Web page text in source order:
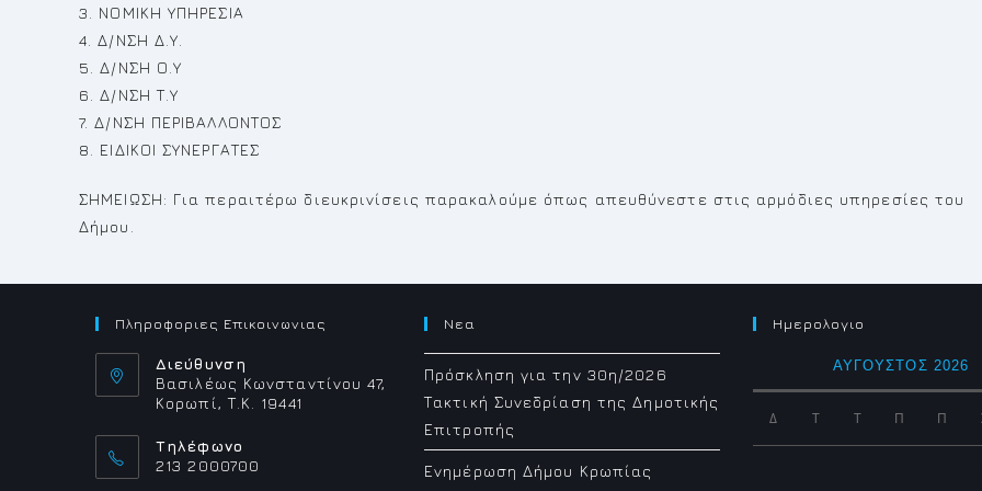
3. ΝΟΜΙΚΗ ΥΠΗΡΕΣΙΑ
4. Δ/ΝΣΗ Δ.Υ.
5. Δ/ΝΣΗ Ο.Υ
6. Δ/ΝΣΗ Τ.Υ
7. Δ/ΝΣΗ ΠΕΡΙΒΑΛΛΟΝΤΟΣ
8. ΕΙΔΙΚΟΙ ΣΥΝΕΡΓΑΤΕΣ
ΣΗΜΕΙΩΣΗ: Για περαιτέρω διευκρινίσεις παρακαλούμε όπως απευθύνεστε στις αρμόδιες υπηρεσίες του
Δήμου.
Πληροφοριες Επικοινωνιας
Διεύθυνση
Βασιλέως Κωνσταντίνου 47,
Κορωπί, Τ.Κ. 19441
Τηλέφωνο
213 2000700
Νεα
Πρόσκληση για την 30η/2026
Τακτική Συνεδρίαση της Δημοτικής
Επιτροπής
Ενημέρωση Δήμου Κρωπίας
Ημερολογιο
ΑΎΓΟΥΣΤΟΣ 2026
Δ Τ Τ Π Π